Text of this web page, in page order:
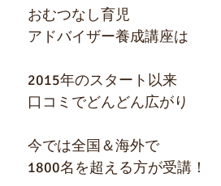
おむつなし育児
アドバイザー養成講座は
2015年のスタート以来
口コミでどんどん広がり
今では全国＆海外で
1800名を超える方が受講！